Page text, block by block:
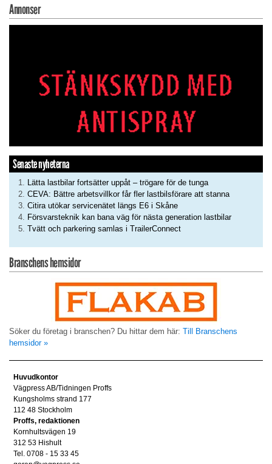
Annonser
Senaste nyheterna
Lätta lastbilar fortsätter uppåt – trögare för de tunga
CEVA: Bättre arbetsvillkor får fler lastbilsförare att stanna
Citira utökar servicenätet längs E6 i Skåne
Försvarsteknik kan bana väg för nästa generation lastbilar
Tvätt och parkering samlas i TrailerConnect
Branschens hemsidor
Söker du företag i branschen? Du hittar dem här: Till Branschens
hemsidor »
Huvudkontor
Vägpress AB/Tidningen Proffs
Kungsholms strand 177
112 48 Stockholm
Proffs, redaktionen
Kornhultsvägen 19
312 53 Hishult
Tel. 0708 - 15 33 45